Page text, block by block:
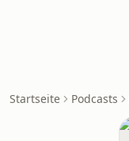
Startseite Podcasts